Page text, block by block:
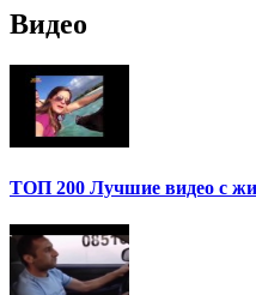
Видео
ТОП 200 Лучшие видео